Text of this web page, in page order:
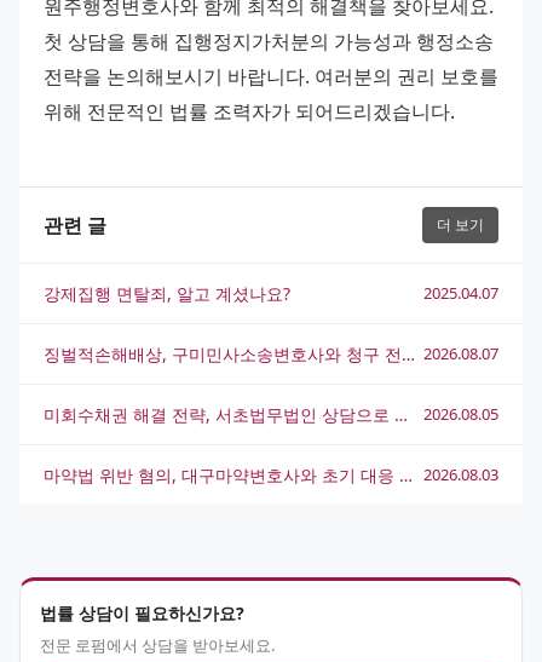
법률 상담이 필요하신가요?
전문 로펌에서 상담을 받아보세요.
원주행정변호사와 함께 최적의 해결책을 찾아보세요.
첫 상담을 통해 집행정지가처분의 가능성과 행정소송
전략을 논의해보시기 바랍니다. 여러분의 권리 보호를
위해 전문적인 법률 조력자가 되어드리겠습니다.
관련 글 더 보기
강제집행 면탈죄, 알고 계셨나요? 2025.04.07
징벌적손해배상, 구미민사소송변호사와 청구 전략 완전 정리 2026.08.07
미회수채권 해결 전략, 서초법무법인 상담으로 실마리를 찾는 방법 2026.08.05
마약법 위반 혐의, 대구마약변호사와 초기 대응 전략 총정리 2026.08.03